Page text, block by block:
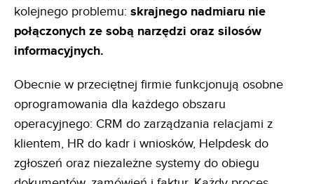
kolejnego problemu: skrajnego nadmiaru nie
połączonych ze sobą narzędzi oraz silosów
informacyjnych.
Obecnie w przeciętnej firmie funkcjonują osobne
oprogramowania dla każdego obszaru
operacyjnego: CRM do zarządzania relacjami z
klientem, HR do kadr i wniosków, Helpdesk do
zgłoszeń oraz niezależne systemy do obiegu